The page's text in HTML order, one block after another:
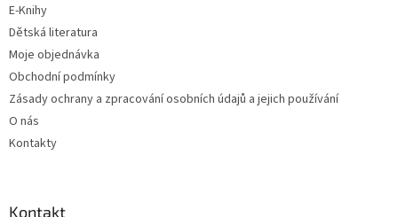
E-Knihy
Dětská literatura
Moje objednávka
Obchodní podmínky
Zásady ochrany a zpracování osobních údajů a jejich používání
O nás
Kontakty
Kontakt